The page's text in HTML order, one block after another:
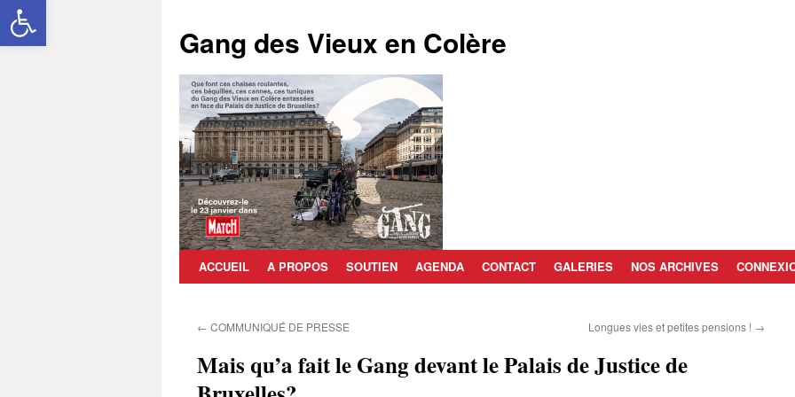
contenu
Gang des Vieux en Colère
ACCUEIL A PROPOS SOUTIEN AGENDA CONTACT GALERIES NOS ARCHIVES
← COMMUNIQUÉ DE PRESSE Longues vies et petites pensions ! →
Mais qu’a fait le Gang devant le Palais de Justice de